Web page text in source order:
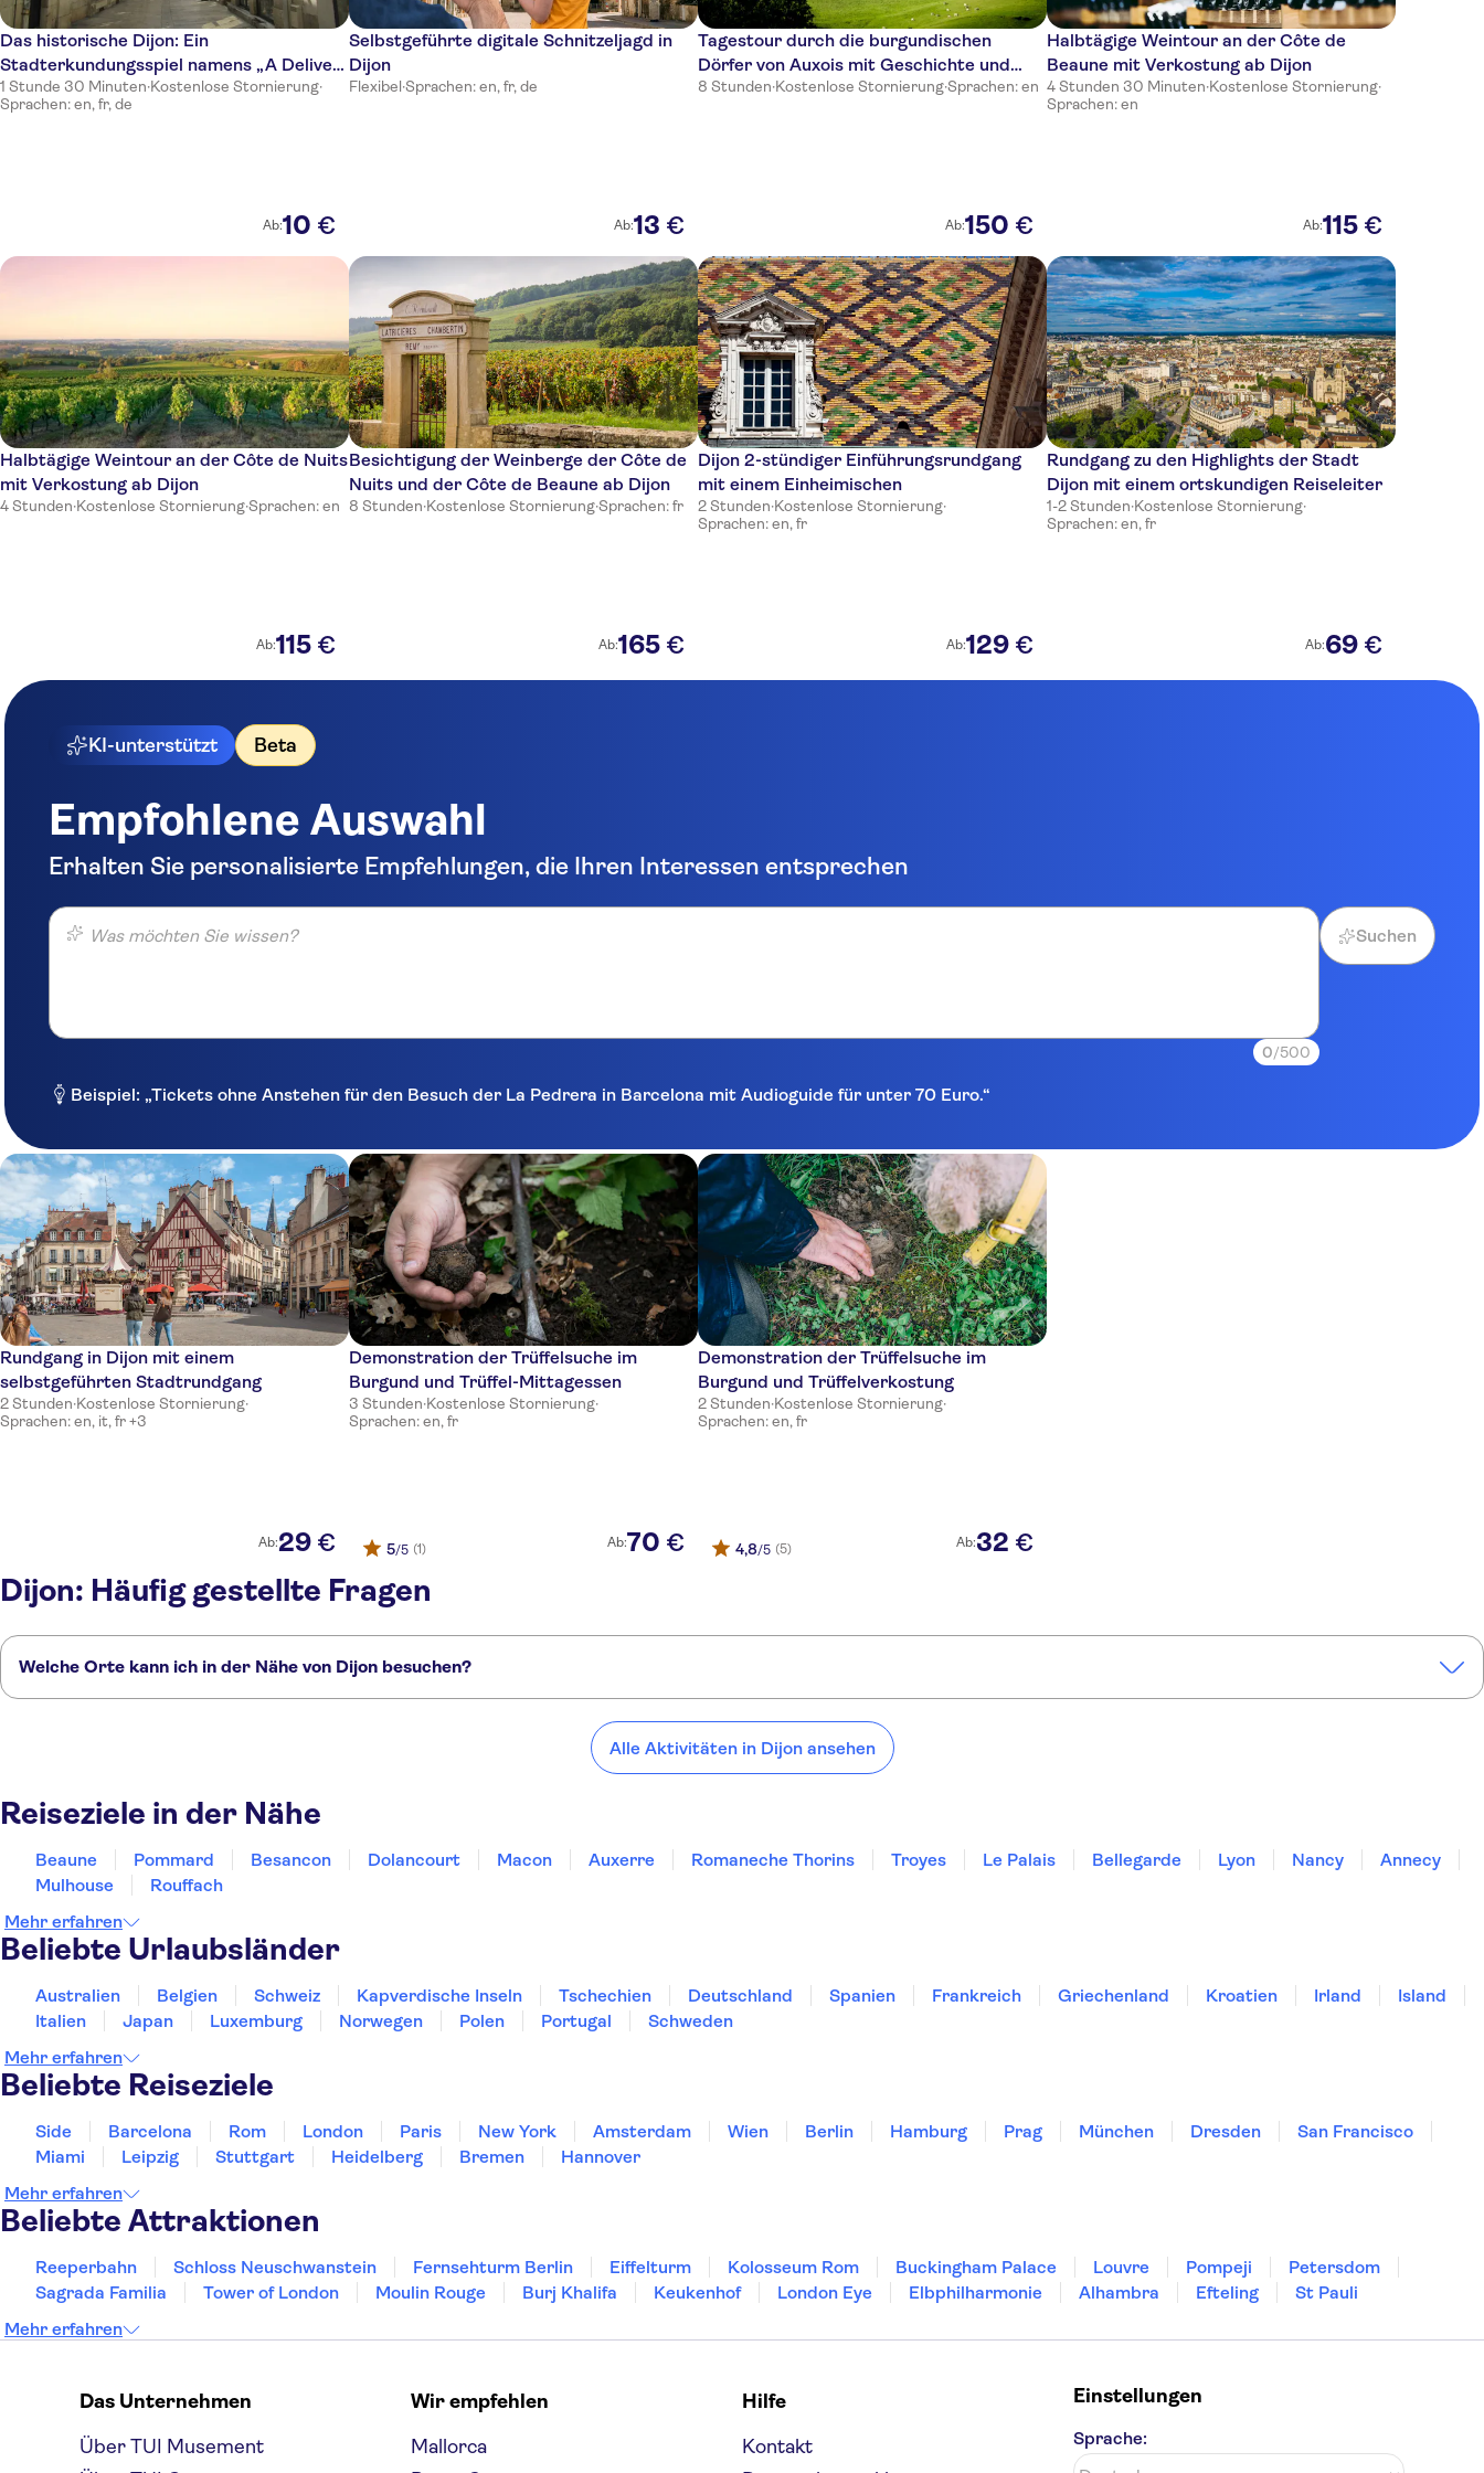
Das historische Dijon: Ein
Stadterkundungsspiel namens „A Delivery
Through Time“
1 Stunde 30 Minuten·Kostenlose Stornierung·
Sprachen: en, fr, de
Ab:10 €
Selbstgeführte digitale Schnitzeljagd in
Dijon
Flexibel·Sprachen: en, fr, de
Ab:13 €
Tagestour durch die burgundischen
Dörfer von Auxois mit Geschichte und
Kultur
8 Stunden·Kostenlose Stornierung·Sprachen: en
Ab:150 €
Halbtägige Weintour an der Côte de
Beaune mit Verkostung ab Dijon
4 Stunden 30 Minuten·Kostenlose Stornierung·
Sprachen: en
Ab:115 €
Halbtägige Weintour an der Côte de Nuits
mit Verkostung ab Dijon
4 Stunden·Kostenlose Stornierung·Sprachen: en
Ab:115 €
Besichtigung der Weinberge der Côte de
Nuits und der Côte de Beaune ab Dijon
8 Stunden·Kostenlose Stornierung·Sprachen: fr
Ab:165 €
Dijon 2-stündiger Einführungsrundgang
mit einem Einheimischen
2 Stunden·Kostenlose Stornierung·
Sprachen: en, fr
Ab:129 €
Rundgang zu den Highlights der Stadt
Dijon mit einem ortskundigen Reiseleiter
1-2 Stunden·Kostenlose Stornierung·
Sprachen: en, fr
Ab:69 €
KI-unterstützt Beta
Empfohlene Auswahl
Erhalten Sie personalisierte Empfehlungen, die Ihren Interessen entsprechen
Was möchten Sie wissen?
0/500
Suchen
Beispiel: „Tickets ohne Anstehen für den Besuch der La Pedrera in Barcelona mit Audioguide für unter 70 Euro.“
Rundgang in Dijon mit einem
selbstgeführten Stadtrundgang
2 Stunden·Kostenlose Stornierung·
Sprachen: en, it, fr +3
Ab:29 €
Demonstration der Trüffelsuche im
Burgund und Trüffel-Mittagessen
3 Stunden·Kostenlose Stornierung·
Sprachen: en, fr
5/5 (1) Ab:70 €
Demonstration der Trüffelsuche im
Burgund und Trüffelverkostung
2 Stunden·Kostenlose Stornierung·
Sprachen: en, fr
4,8/5 (5) Ab:32 €
Dijon: Häufig gestellte Fragen
Welche Orte kann ich in der Nähe von Dijon besuchen?
Alle Aktivitäten in Dijon ansehen
Reiseziele in der Nähe
Beaune Pommard Besancon Dolancourt Macon Auxerre Romaneche Thorins Troyes Le Palais Bellegarde Lyon Nancy
Annecy
Mulhouse
Rouffach
Mehr erfahren
Beliebte Urlaubsländer
Australien Belgien Schweiz Kapverdische Inseln Tschechien Deutschland Spanien Frankreich Griechenland Kroatien Irland
Island
Italien
Japan Luxemburg Norwegen Polen Portugal
Schweden
Mehr erfahren
Beliebte Reiseziele
Side Barcelona Rom London Paris New York Amsterdam Wien Berlin Hamburg Prag München Dresden
San Francisco
Miami
Leipzig Stuttgart Heidelberg Bremen
Hannover
Mehr erfahren
Beliebte Attraktionen
Reeperbahn Schloss Neuschwanstein Fernsehturm Berlin Eiffelturm Kolosseum Rom Buckingham Palace Louvre Pompeji
Petersdom
Sagrada Familia
Tower of London Moulin Rouge Burj Khalifa Keukenhof London Eye Elbphilharmonie Alhambra Efteling
St Pauli
Mehr erfahren
Das Unternehmen
Über TUI Musement
Wir empfehlen
Mallorca
Hilfe
Kontakt
Einstellungen
Sprache: